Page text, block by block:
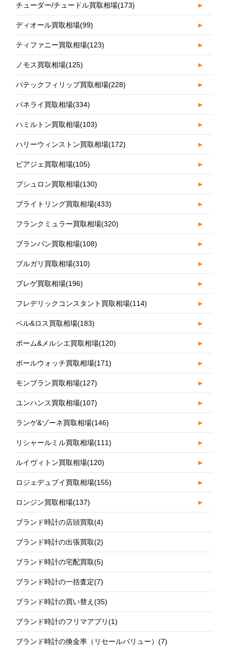
チューダー/チュードル買取相場(173) ►
ディオール買取相場(99) ►
ティファニー買取相場(123) ►
ノモス買取相場(125) ►
パテックフィリップ買取相場(228) ►
パネライ買取相場(334) ►
ハミルトン買取相場(103) ►
ハリーウィンストン買取相場(172) ►
ピアジェ買取相場(105) ►
ブシュロン買取相場(130) ►
ブライトリング買取相場(433) ►
フランクミュラー買取相場(320) ►
ブランパン買取相場(108) ►
ブルガリ買取相場(310) ►
ブレゲ買取相場(196) ►
フレデリックコンスタント買取相場(114) ►
ベル&ロス買取相場(183) ►
ボーム&メルシエ買取相場(120) ►
ボールウォッチ買取相場(171) ►
モンブラン買取相場(127) ►
ユンハンス買取相場(107) ►
ランゲ&ゾーネ買取相場(146) ►
リシャールミル買取相場(111) ►
ルイヴィトン買取相場(120) ►
ロジェデュブイ買取相場(155) ►
ロンジン買取相場(137) ►
ブランド時計の店頭買取(4)
ブランド時計の出張買取(2)
ブランド時計の宅配買取(5)
ブランド時計の一括査定(7)
ブランド時計の買い替え(35)
ブランド時計のフリマアプリ(1)
ブランド時計の換金率（リセールバリュー）(7)